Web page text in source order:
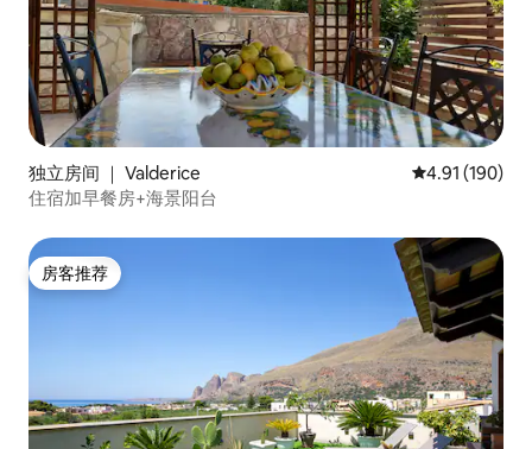
独立房间 ｜ Valderice 平均评分 4.91
4.91 (190)
住宿加早餐房+海景阳台
房客推荐
房客推荐